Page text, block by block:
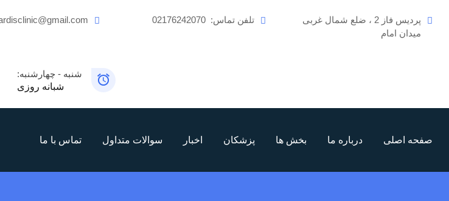
پردیس فاز 2 ، ضلع شمال غربی
میدان امام
تلفن تماس: 02176242070
شنبه - چهارشنبه:
شبانه روزی
صفحه اصلی درباره ما بخش ها پزشکان اخبار سوالات متداول تماس با ما